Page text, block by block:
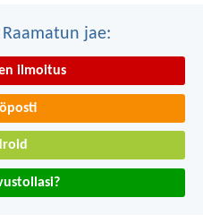
jae:
ilmoitus